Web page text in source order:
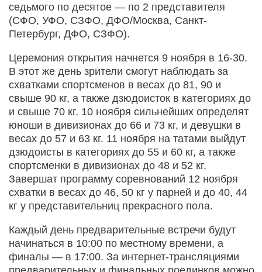
седьмого по десятое — по 2 представителя
(СФО, УФО, СЗФО, ДФО/Москва, Санкт-
Петербург, ДФО, СЗФО).
Церемония открытия начнется 9 ноября в 16-30.
В этот же день зрители смогут наблюдать за
схватками спортсменов в весах до 81, 90 и
свыше 90 кг, а также дзюдоисток в категориях до
и свыше 70 кг. 10 ноября сильнейших определят
юноши в дивизионах до 66 и 73 кг, и девушки в
весах до 57 и 63 кг. 11 ноября на татами выйдут
дзюдоисты в категориях до 55 и 60 кг, а также
спортсменки в дивизионах до 48 и 52 кг.
Завершат программу соревнований 12 ноября
схватки в весах до 46, 50 кг у парней и до 40, 44
кг у представительниц прекрасного пола.
Каждый день предварительные встречи будут
начинаться в 10:00 по местному времени, а
финалы — в 17:00. За интернет-трансляциями